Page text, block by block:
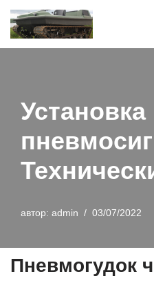
Перейти
Установка
автор: admin 03/07/2022
Пневмогудок